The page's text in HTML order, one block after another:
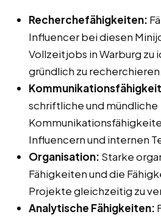
Recherchefähigkeiten:
Influencer bei diesen
Vollzeitjobs in Warburg zu
gründlich zu recherchieren.
schriftliche und mündliche
Influencern und internen
Organisation: Starke
Fähigkeiten und die
Projekte gleichzeitig zu
Analytische Fähigkeiten: